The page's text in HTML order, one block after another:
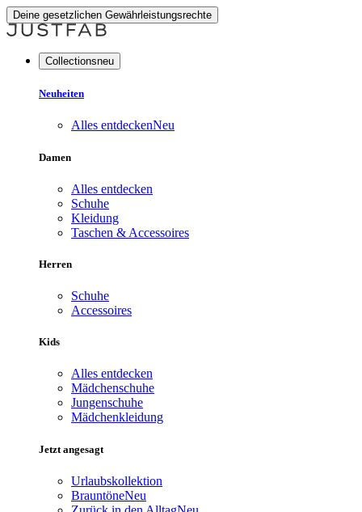
Deine gesetzlichen Gewährleistungsrechte
Collectionsneu
Neuheiten
Alles entdeckenNeu
Damen
Alles entdecken
Schuhe
Kleidung
Taschen & Accessoires
Herren
Schuhe
Accessoires
Kids
Alles entdecken
Mädchenschuhe
Jungenschuhe
Mädchenkleidung
Jetzt angesagt
Urlaubskollektion
BrauntöneNeu